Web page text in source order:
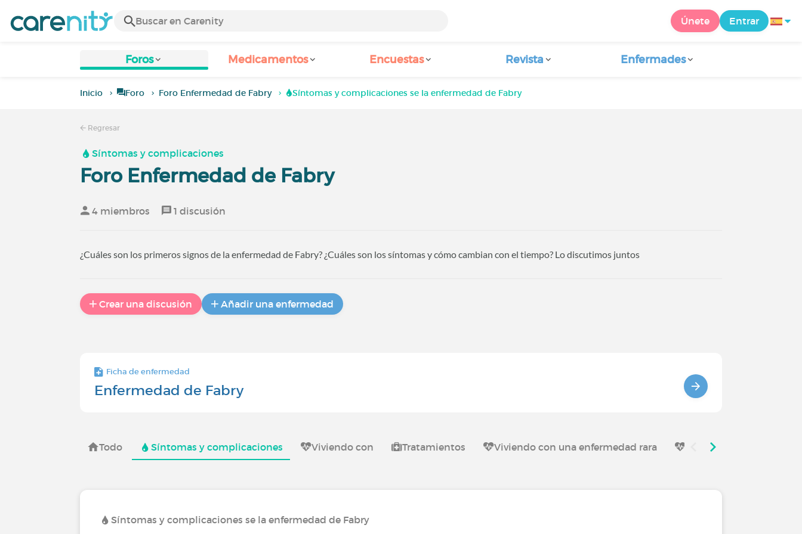
Únete Entrar
Foros Medicamentos Encuestas Revista Enfermades
Inicio Foro Foro Enfermedad de Fabry Síntomas y complicaciones se la enfermedad de Fabry
Regresar
Síntomas y complicaciones
Foro Enfermedad de Fabry
4 miembros 1 discusión
¿Cuáles son los primeros signos de la enfermedad de Fabry? ¿Cuáles son los síntomas y cómo cambian con el tiempo? Lo discutimos juntos
Crear una discusión Añadir una enfermedad
Ficha de enfermedad
Enfermedad de Fabry
Todo Síntomas y complicaciones Viviendo con Tratamientos Viviendo con una enfermedad rara Viviendo con una
Síntomas y complicaciones se la enfermedad de Fabry